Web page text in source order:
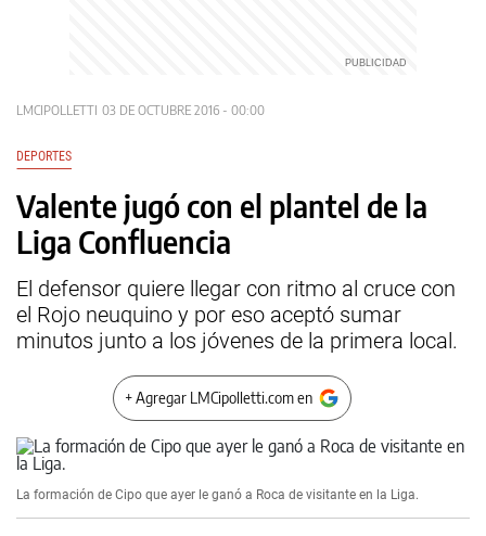
LMCIPOLLETTI 03 DE OCTUBRE 2016 - 00:00
DEPORTES
Valente jugó con el plantel de la
Liga Confluencia
El defensor quiere llegar con ritmo al cruce con
el Rojo neuquino y por eso aceptó sumar
minutos junto a los jóvenes de la primera local.
+ Agregar LMCipolletti.com en
La formación de Cipo que ayer le ganó a Roca de visitante en la Liga.